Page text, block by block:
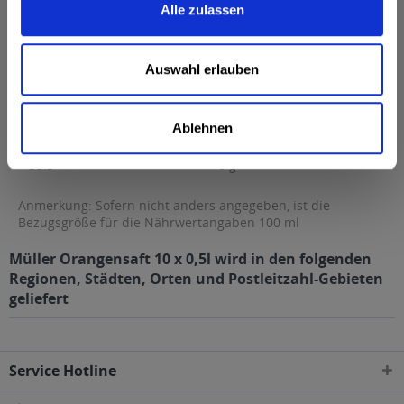
Alle zulassen
Auswahl erlauben
Ablehnen
0,2 g
davon gesättigte Fettsäuren
0,04 g
9 g
davon Zucker
9 g
0 g
Salz
0 g
Anmerkung: Sofern nicht anders angegeben, ist die
Bezugsgröße für die Nährwertangaben 100 ml
Müller Orangensaft 10 x 0,5l wird in den folgenden
Regionen, Städten, Orten und Postleitzahl-Gebieten
geliefert
Service Hotline